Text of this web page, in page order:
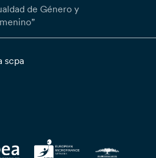
de Género y
scpa